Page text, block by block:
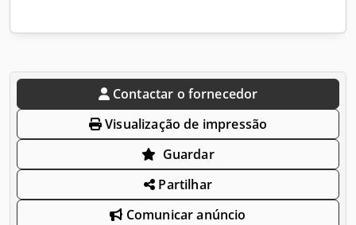
Contactar o fornecedor
Visualização de impressão
Guardar
Partilhar
Comunicar anúncio